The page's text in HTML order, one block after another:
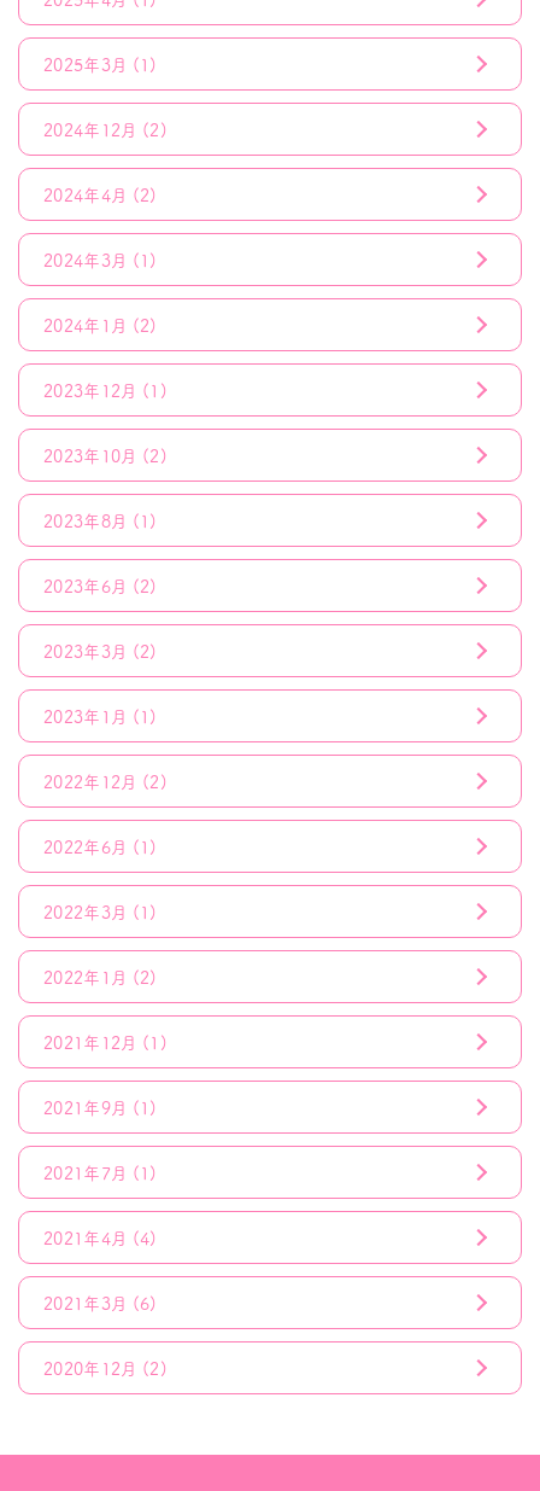
2025年3月 (1)
2024年12月 (2)
2024年4月 (2)
2024年3月 (1)
2024年1月 (2)
2023年12月 (1)
2023年10月 (2)
2023年8月 (1)
2023年6月 (2)
2023年3月 (2)
2023年1月 (1)
2022年12月 (2)
2022年6月 (1)
2022年3月 (1)
2022年1月 (2)
2021年12月 (1)
2021年9月 (1)
2021年7月 (1)
2021年4月 (4)
2021年3月 (6)
2020年12月 (2)